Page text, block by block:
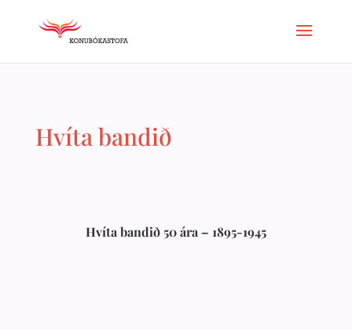
Hvíta bandið
Hvíta bandið 50 ára – 1895-1945